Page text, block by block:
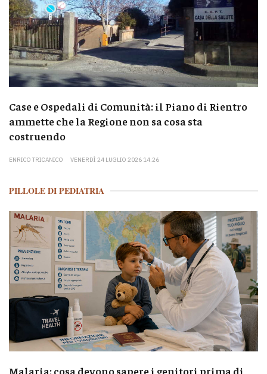
Case e Ospedali di Comunità: il Piano di Rientro
ammette che la Regione non sa cosa sta
costruendo
ENRICO TRICANICO VENERDÌ 24 LUGLIO 2026 14:26
PILLOLE DI PEDIATRIA
Malaria: cosa devono sapere i genitori prima di